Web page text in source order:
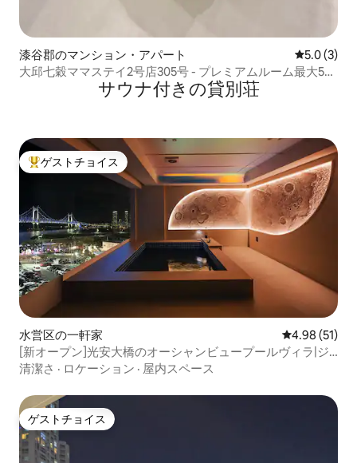
漆谷郡のマンション・アパート レビュー3
5.0 (3)
大邱七穀ママステイ2号店305号 - プレミアムルーム最大5人
- ネットフリース - 無料駐車場/グルメ天国/空気の良い
サウナ付きの貸別荘
大好評のゲストチョイスです。
ゲストチョイス
水営区の一軒家 レビュー51
4.98 (51)
[新オープン]光安大橋のオーシャンビュープールヴィラ|ジ
ャグジー、サウナ無料|2室|最大6名|Dia(501)
清潔さ · ロケーション · 屋内スペース
ゲストチョイス
ゲストチョイス